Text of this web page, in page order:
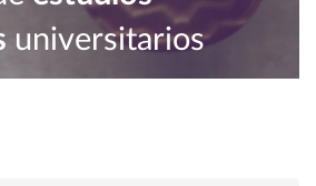
universitarios